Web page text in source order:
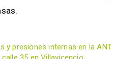
y presiones internas en la ANT